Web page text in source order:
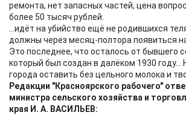
ремонта, нет запасных частей, цена
более 50 тысяч рублей.
...идёт на убийство ещё не родившихся
должны через месяц-полтора появиться
Это последнее, что осталось от бывшего
который был создан в далёком 1930
города оставить без цельного молока и
Редакции "Красноярского рабочего"
министра сельского хозяйства и
края И. А. ВАСИЛЬЕВ: